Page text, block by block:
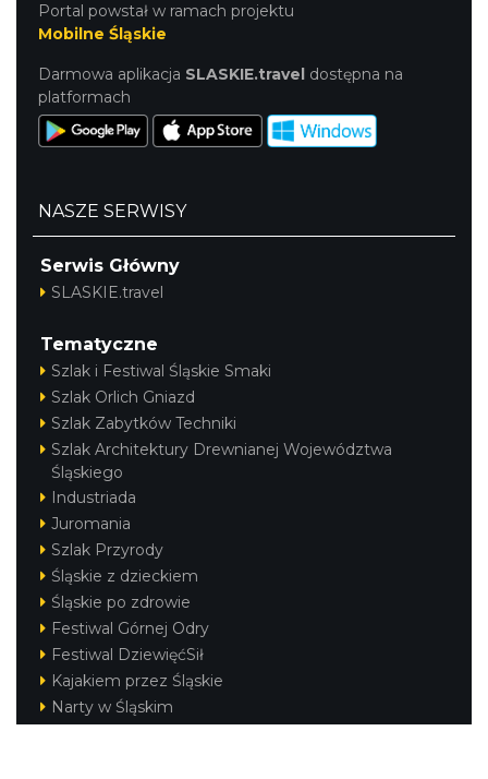
Portal powstał w ramach projektu
Mobilne Śląskie
Darmowa aplikacja SLASKIE.travel dostępna na
platformach
NASZE SERWISY
Serwis Główny
SLASKIE.travel
Tematyczne
Szlak i Festiwal Śląskie Smaki
Szlak Orlich Gniazd
Szlak Zabytków Techniki
Szlak Architektury Drewnianej Województwa
Śląskiego
Industriada
Juromania
Szlak Przyrody
Śląskie z dzieckiem
Śląskie po zdrowie
Festiwal Górnej Odry
Festiwal DziewięćSił
Kajakiem przez Śląskie
Narty w Śląskim